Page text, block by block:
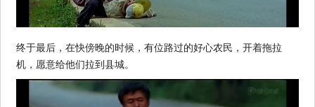
终于最后，在快傍晚的时候，有位路过的好心农民，开着拖拉
机，愿意给他们拉到县城。